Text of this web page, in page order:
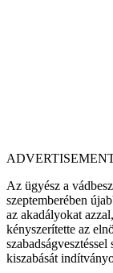
Az ügyész a
szeptemberében
az akadályokat
kényszerítette az
kiszabását